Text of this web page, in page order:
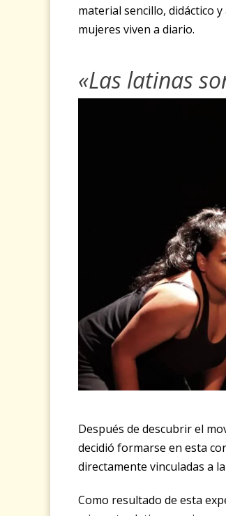
material sencillo, didáctico
mujeres viven a diario.
«Las latinas
Después de descubrir el
decidió formarse en esta
directamente vinculadas a
Como resultado de esta